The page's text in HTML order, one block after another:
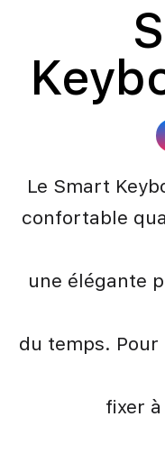
Le Smart
confortable
une élégante
du temps. Pour
fixer